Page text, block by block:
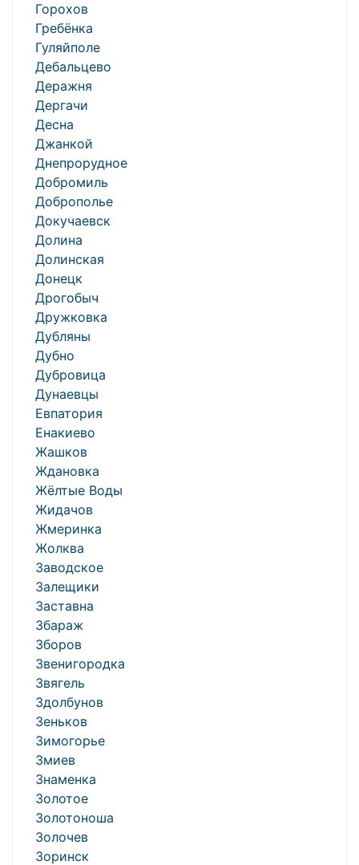
Горохов
Гребёнка
Гуляйполе
Дебальцево
Деражня
Дергачи
Десна
Джанкой
Днепрорудное
Добромиль
Доброполье
Докучаевск
Долина
Долинская
Донецк
Дрогобыч
Дружковка
Дубляны
Дубно
Дубровица
Дунаевцы
Евпатория
Енакиево
Жашков
Ждановка
Жёлтые Воды
Жидачов
Жмеринка
Жолква
Заводское
Залещики
Заставна
Збараж
Зборов
Звенигородка
Звягель
Здолбунов
Зеньков
Зимогорье
Змиев
Знаменка
Золотое
Золотоноша
Золочев
Зоринск